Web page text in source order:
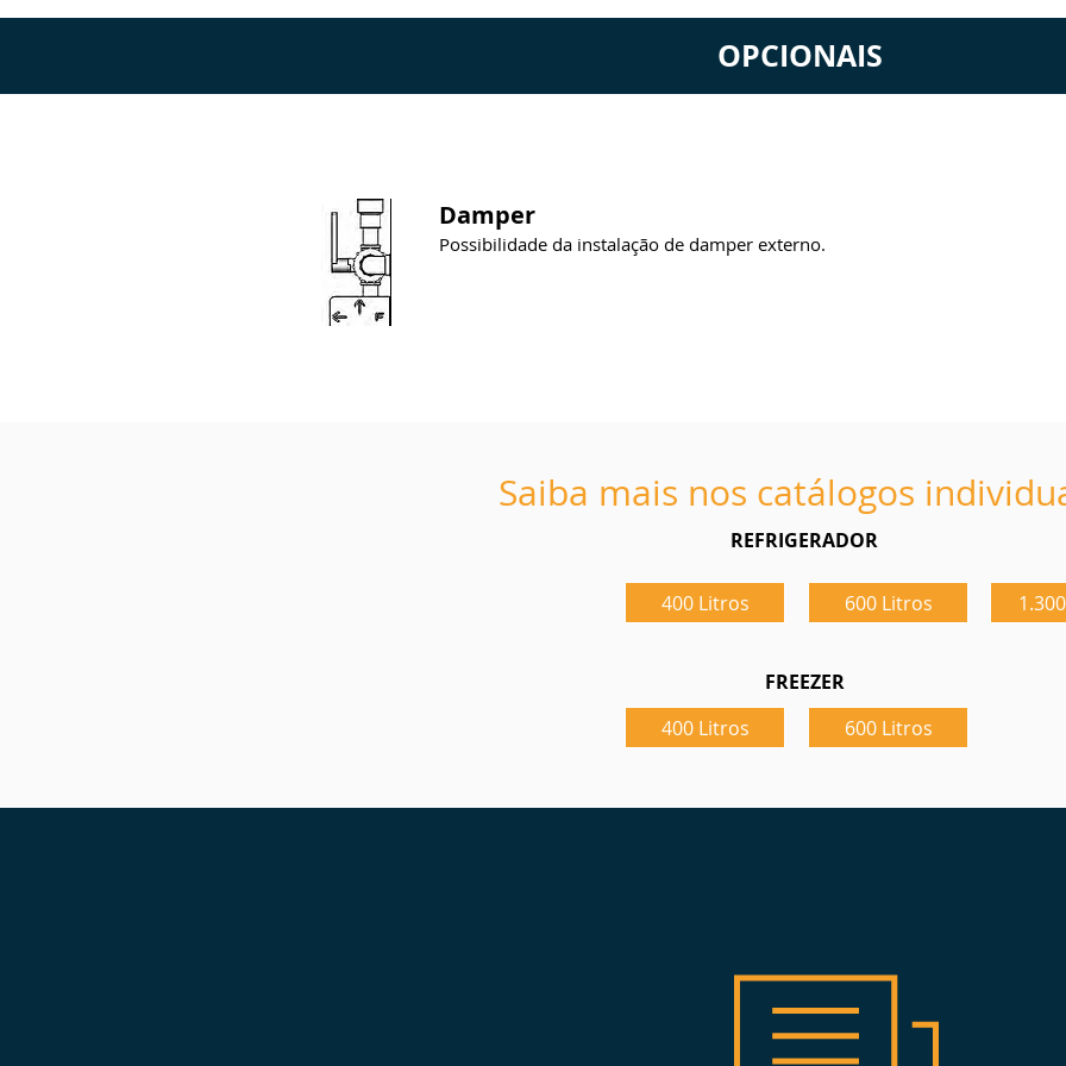
OPCIONAIS
Damper
Possibilidade da instalação de damper externo.
Saiba mais nos catálogos
REFRIGERADOR
400 Litros 600 Litros
FREEZER
400 Litros
600 Litros